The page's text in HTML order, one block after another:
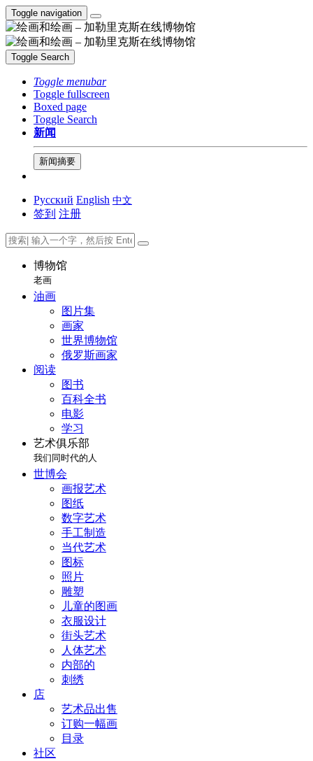
Toggle navigation
Toggle Search
Toggle menubar
Toggle fullscreen
Boxed page
Toggle Search
新闻
新闻摘要
Русский English 中文
签到 注册
博物馆
老画
油画
图片集
画家
世界博物馆
俄罗斯画家
阅读
图书
百科全书
电影
学习
艺术俱乐部
我们同时代的人
世博会
画报艺术
图纸
数字艺术
手工制造
当代艺术
图标
照片
雕塑
儿童的图画
衣服设计
街头艺术
人体艺术
内部的
刺绣
店
艺术品出售
订购一幅画
目录
社区